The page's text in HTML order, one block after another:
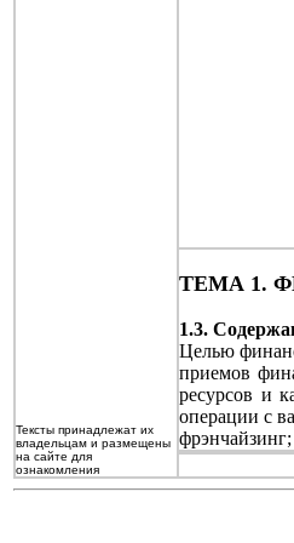
Тексты принадлежат их
владельцам и размещены
на сайте для
ознакомления
ТЕМА 1.
1.3.
Целью
приемов
ресурсов и
операции с
фрэнчайзинг;